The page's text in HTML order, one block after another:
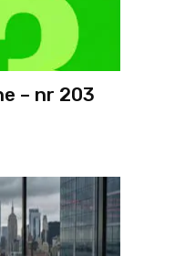
– nr 203